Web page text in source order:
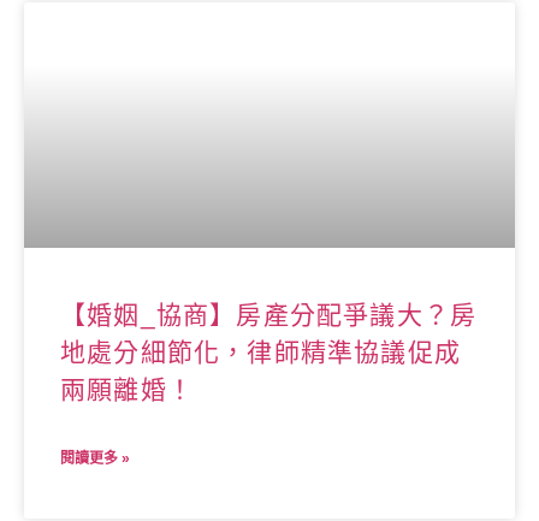
【婚姻_協商】房產分配爭議大？房
地處分細節化，律師精準協議促成
兩願離婚！
閱讀更多 »